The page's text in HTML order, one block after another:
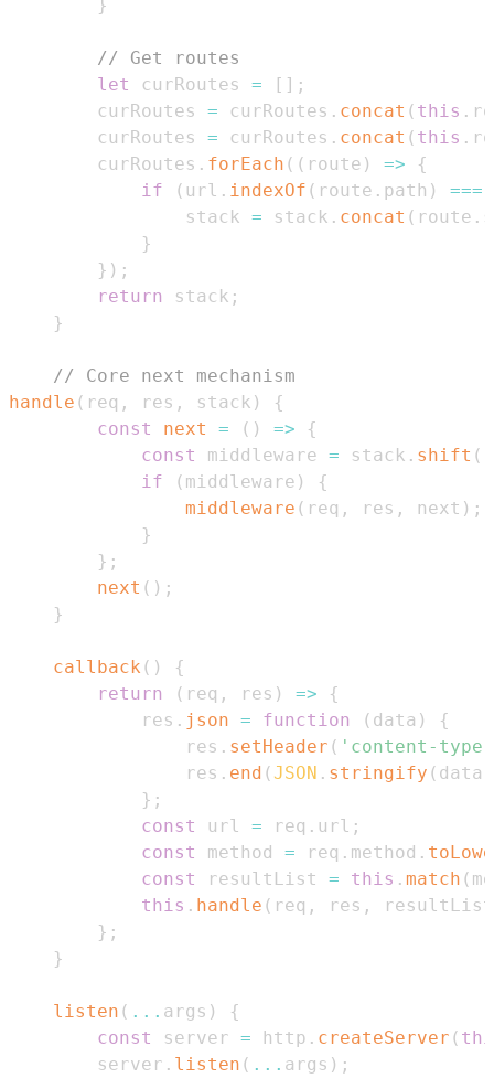
}
// Get routes
let
curRoutes = [ ] ;
        curRoutes
= curRoutes . concat ( this .
        curRoutes
= curRoutes . concat ( this .
        curRoutes
. forEach ( ( route ) =>
{
if
( url . indexOf ( route . path )
===
                stack
= stack . concat ( route .
}
} ) ;
return
stack ;
}
// Core next mechanism
handle ( req , res , stack )
{
const
next = ( ) =>
{
const
middleware = stack . shift (
if
( middleware )
{
middleware ( req , res , next ) ;
}
} ;
next ( ) ;
}
callback ( )
{
return
( req , res ) =>
{
            res
. json = function ( data )
{
                res
. setHeader ( 'content-type'
                res
. end (JSON . stringify ( data
} ;
const
url = req . url ;
const
method = req . method .
const
resultList = this . match (
this . handle ( req , res ,
resultList
} ;
}
listen ( ... args )
{
const
server = http . createServer (
        server
. listen ( ... args ) ;